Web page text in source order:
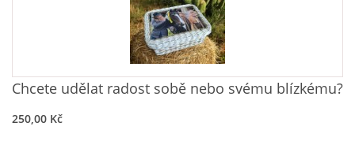
Chcete udělat radost sobě nebo svému blízkému?
250,00 Kč